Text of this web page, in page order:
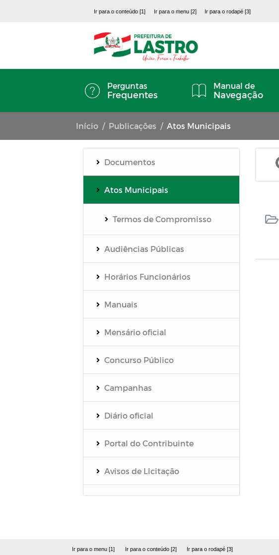
Ir para o conteúdo [1] Ir para o menu [2] Ir para o rodapé [3]
Perguntas
Frequentes
Manual de
Navegação
Início Publicações Atos Municipais
Documentos
Atos Municipais
Termos de Compromisso
Audiências Públicas
Horários Funcionários
Manuais
Mensário oficial
Concurso Público
Campanhas
Diário oficial
Portal do Contribuinte
Avisos de Licitação
Ir para o menu [1] Ir para o conteúdo [2] Ir para o rodapé [3]